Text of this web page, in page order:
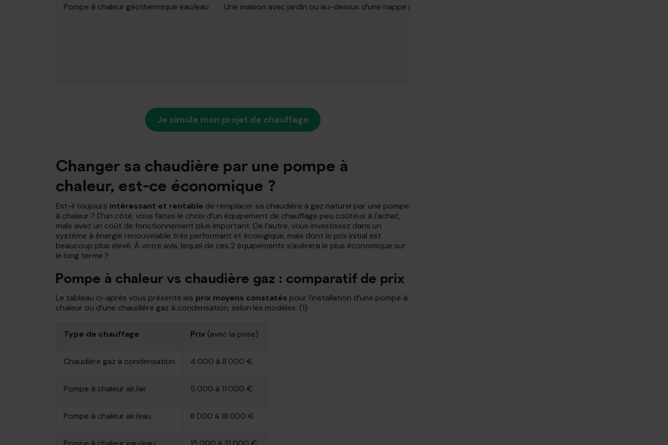
Pompe à chaleur géothermique eau/eau Une maison avec jardin ou au-dessus d’une nappe phréatique
Je simule mon projet de chauffage
Changer sa chaudière par une pompe à
chaleur, est-ce économique ?
Est-il toujours intéressant et rentable de remplacer sa chaudière à gaz naturel par une pompe
à chaleur ? D’un côté, vous faites le choix d’un équipement de chauffage peu coûteux à l’achat,
mais avec un coût de fonctionnement plus important. De l’autre, vous investissez dans un
système à énergie renouvelable très performant et écologique, mais dont le prix initial est
beaucoup plus élevé. À votre avis, lequel de ces 2 équipements s’avérera le plus économique sur
le long terme ?
Pompe à chaleur vs chaudière gaz : comparatif de prix
Le tableau ci-après vous présente les prix moyens constatés pour l’installation d’une pompe à
chaleur ou d’une chaudière gaz à condensation, selon les modèles. (1)
Type de chauffage Prix (avec la pose)
Chaudière gaz à condensation 4 000 à 8 000 €
Pompe à chaleur air/air 5 000 à 11 000 €
Pompe à chaleur air/eau 8 000 à 18 000 €